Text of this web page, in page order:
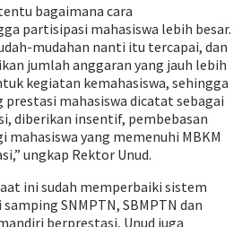
bagaimana cara
partisipasi mahasiswa lebih besar.
mudahan nanti itu tercapai, dan
jumlah anggaran yang jauh lebih
kegiatan kemahasiswa, sehingga
mahasiswa dicatat sebagai
diberikan insentif, pembebasan
mahasiswa yang memenuhi MBKM
ungkap Rektor Unud.
ini sudah memperbaiki sistem
SNMPTN, SBMPTN dan
berprestasi, Unud juga